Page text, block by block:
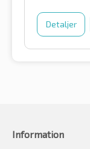
Detaljer
Information